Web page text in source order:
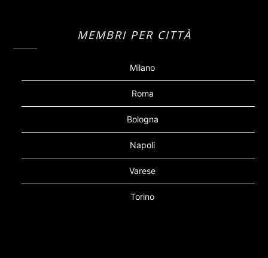
MEMBRI PER CITTÀ
Milano
Roma
Bologna
Napoli
Varese
Torino